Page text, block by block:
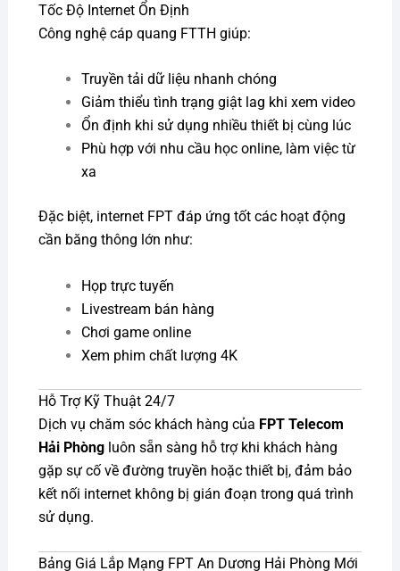
Tốc Độ Internet Ổn Định
Công nghệ cáp quang FTTH giúp:
Truyền tải dữ liệu nhanh chóng
Giảm thiểu tình trạng giật lag khi xem video
Ổn định khi sử dụng nhiều thiết bị cùng lúc
Phù hợp với nhu cầu học online, làm việc từ
xa
Đặc biệt, internet FPT đáp ứng tốt các hoạt động
cần băng thông lớn như:
Họp trực tuyến
Livestream bán hàng
Chơi game online
Xem phim chất lượng 4K
Hỗ Trợ Kỹ Thuật 24/7
Dịch vụ chăm sóc khách hàng của FPT Telecom
Hải Phòngluôn sẵn sàng hỗ trợ khi khách hàng
gặp sự cố về đường truyền hoặc thiết bị, đảm bảo
kết nối internet không bị gián đoạn trong quá trình
sử dụng.
Bảng Giá Lắp Mạng FPT An Dương Hải Phòng Mới